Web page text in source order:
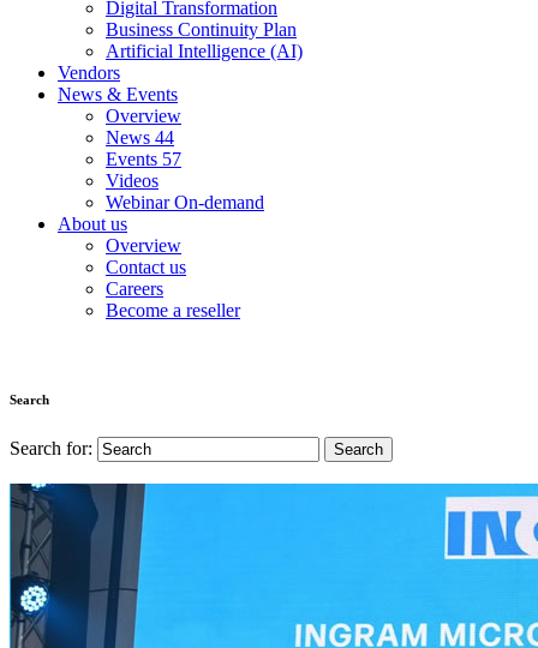
Digital Transformation
Business Continuity Plan
Artificial Intelligence (AI)
Vendors
News & Events
Overview
News 44
Events 57
Videos
Webinar On-demand
About us
Overview
Contact us
Careers
Become a reseller
Search
Search for: